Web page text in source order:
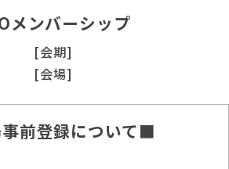
メンバーシップ
[会期]
[会場]
前登録について■